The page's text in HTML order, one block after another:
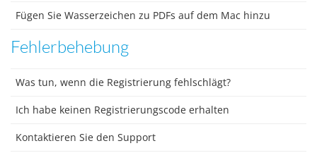
Fügen Sie Wasserzeichen zu PDFs auf dem Mac hinzu
Fehlerbehebung
Was tun, wenn die Registrierung fehlschlägt?
Ich habe keinen Registrierungscode erhalten
Kontaktieren Sie den Support